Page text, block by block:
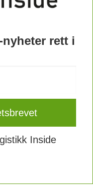
rett i
Inside